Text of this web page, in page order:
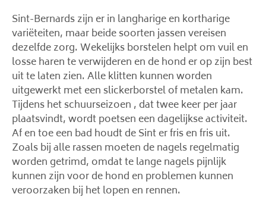
Sint-Bernards zijn er in langharige en kortharige
variëteiten, maar beide soorten jassen vereisen
dezelfde zorg. Wekelijks borstelen helpt om vuil en
losse haren te verwijderen en de hond er op zijn best
uit te laten zien. Alle klitten kunnen worden
uitgewerkt met een slickerborstel of metalen kam.
Tijdens het schuurseizoen , dat twee keer per jaar
plaatsvindt, wordt poetsen een dagelijkse activiteit.
Af en toe een bad houdt de Sint er fris en fris uit.
Zoals bij alle rassen moeten de nagels regelmatig
worden getrimd, omdat te lange nagels pijnlijk
kunnen zijn voor de hond en problemen kunnen
veroorzaken bij het lopen en rennen.